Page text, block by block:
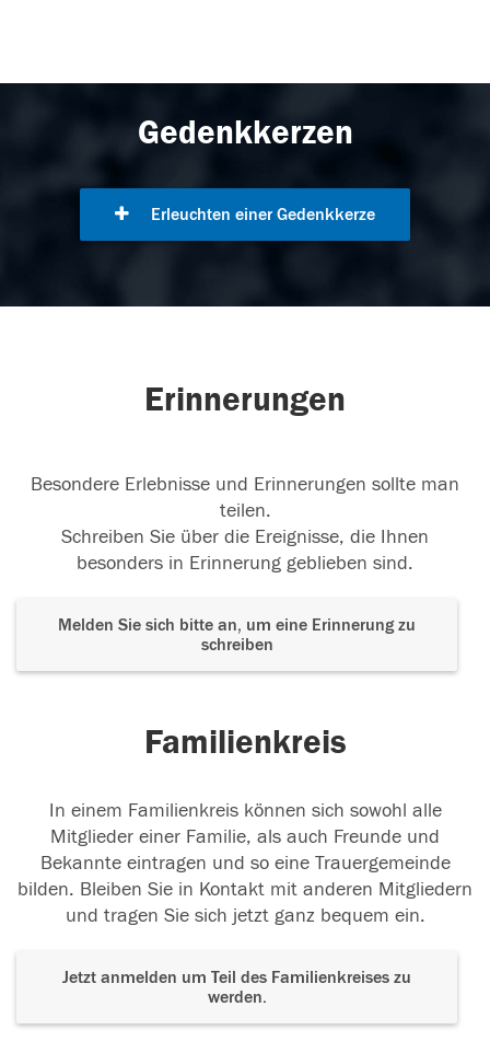
Gedenkkerzen
Erleuchten einer Gedenkkerze
Erinnerungen
Besondere Erlebnisse und Erinnerungen sollte man
teilen.
Schreiben Sie über die Ereignisse, die Ihnen
besonders in Erinnerung geblieben sind.
Melden Sie sich bitte an, um eine Erinnerung zu
schreiben
Familienkreis
In einem Familienkreis können sich sowohl alle
Mitglieder einer Familie, als auch Freunde und
Bekannte eintragen und so eine Trauergemeinde
bilden. Bleiben Sie in Kontakt mit anderen Mitgliedern
und tragen Sie sich jetzt ganz bequem ein.
Jetzt anmelden um Teil des Familienkreises zu
werden.